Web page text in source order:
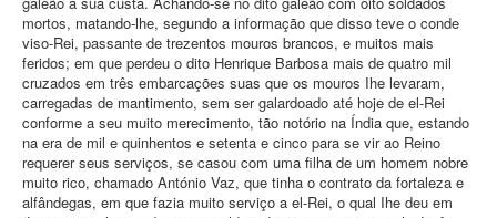
mortos, matando-lhe, segundo a informação que disso teve o conde
viso-Rei, passante de trezentos mouros brancos, e muitos mais
feridos; em que perdeu o dito Henrique Barbosa mais de quatro mil
cruzados em três embarcações suas que os mouros Ihe levaram,
carregadas de mantimento, sem ser galardoado até hoje de el-Rei
conforme a seu muito merecimento, tão notório na Índia que, estando
na era de mil e quinhentos e setenta e cinco para se vir ao Reino
requerer seus serviços, se casou com uma filha de um homem nobre
muito rico, chamado António Vaz, que tinha o contrato da fortaleza e
alfândegas, em que fazia muito serviço a el-Rei, o qual Ihe deu em